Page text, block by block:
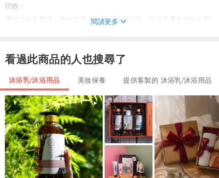
功效：
增強頭皮負電荷，有效提升蓬鬆度、持久控油，提供毛囊良好的生長
前-佛手柑
中-萊姆、胡椒
後-廣藿香、雪松、安息香
【Dr. Aviation塵酒夜行】
功效：
增強髮絲正電荷，以同性相斥的原理，讓髮絲整齊排列不糾纏，額外
閱讀更多
看過此商品的人也搜尋了
沐浴乳/沐浴用品 美妝保養 提供客製的 沐浴乳/沐浴用品